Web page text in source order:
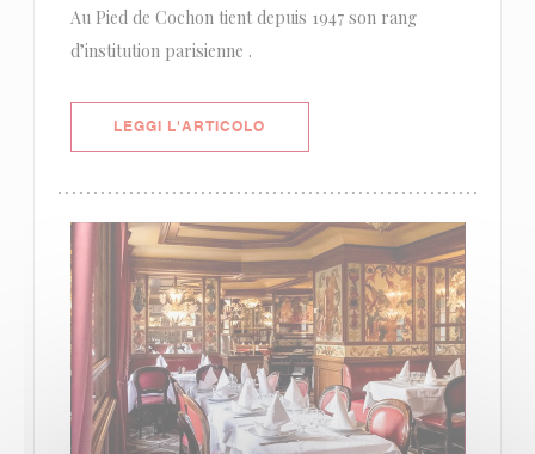
Au Pied de Cochon tient depuis 1947 son rang
d’institution parisienne .
LEGGI L'ARTICOLO